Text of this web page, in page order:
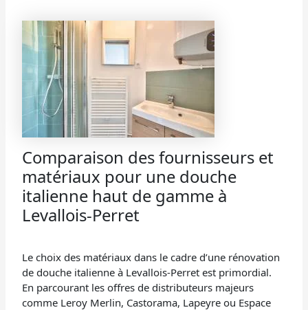
Comparaison des fournisseurs et
matériaux pour une douche
italienne haut de gamme à
Levallois-Perret
Le choix des matériaux dans le cadre d’une rénovation
de douche italienne à Levallois-Perret est primordial.
En parcourant les offres de distributeurs majeurs
comme Leroy Merlin, Castorama, Lapeyre ou Espace